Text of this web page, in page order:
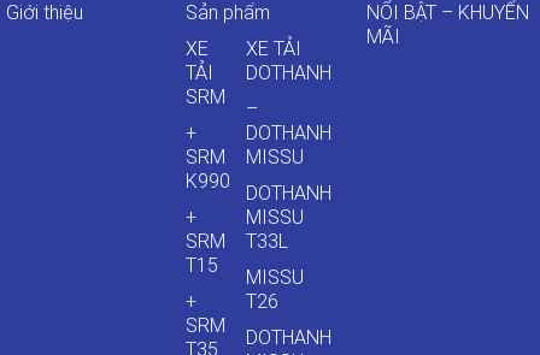
Giới thiệu
Sản phẩm
XE
TẢI
SRM
+
SRM
K990
+
SRM
T15
+
SRM
T35
XE TẢI
DOTHANH
–
DOTHANH
MISSU
DOTHANH
MISSU
T33L
MISSU
T26
DOTHANH
NỔI BẬT – KHUYẾN
MÃI